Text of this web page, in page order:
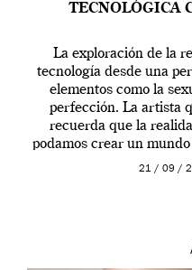
TECNOLÓGICA
La exploración de la
tecnología desde una
elementos como la
perfección. La artista
recuerda que la
podamos crear un
que los humanos
21 / 09 /